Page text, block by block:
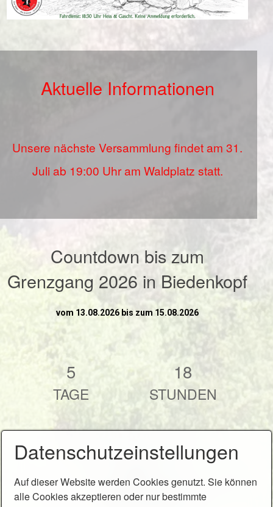
Aktuelle Informationen
Unsere nächste Versammlung findet am 31.
Juli ab 19:00 Uhr am Waldplatz statt.
Countdown bis zum
Grenzgang 2026 in Biedenkopf
vom 13.08.2026 bis zum 15.08.2026
5
TAGE
18
STUNDEN
39
MINUTEN
Datenschutzeinstellungen
Auf dieser Website werden Cookies genutzt. Sie können
alle Cookies akzeptieren oder nur bestimmte